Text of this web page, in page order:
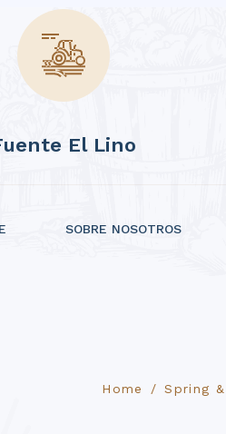
El Lino
SOBRE NOSOTROS
Home Spring